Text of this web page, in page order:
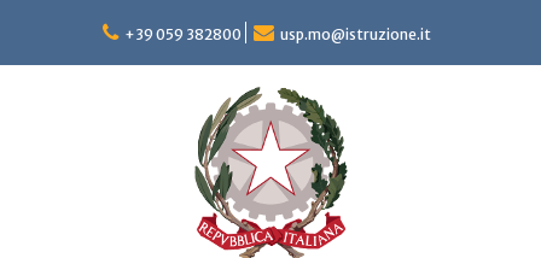
content
+39 059 382800 usp.mo@istruzione.it